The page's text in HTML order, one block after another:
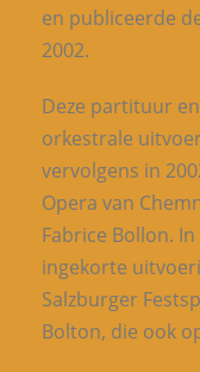
en publiceerde
2002.
Deze partituur
orkestrale
vervolgens in
Opera van
Fabrice Bollon.
ingekorte
Salzburger
Bolton, die ook